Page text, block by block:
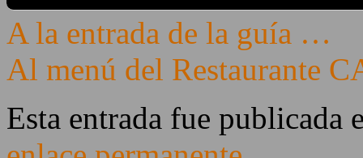
A la entrada de la guía …
Al menú del Restaurante
Esta entrada fue publicada